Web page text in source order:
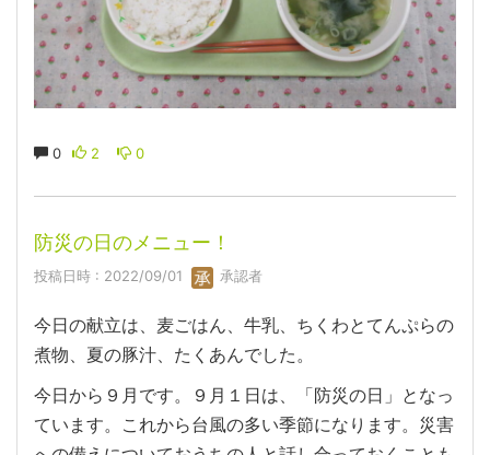
0 2 0
防災の日のメニュー！
投稿日時 : 2022/09/01 承認者
今日の献立は、麦ごはん、牛乳、ちくわとてんぷらの
煮物、夏の豚汁、たくあんでした。
今日から９月です。９月１日は、「防災の日」となっ
ています。これから台風の多い季節になります。災害